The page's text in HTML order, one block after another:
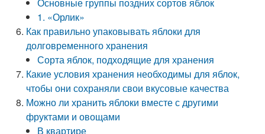
1. «Орлик»
Как правильно упаковывать яблоки для
долговременного хранения
Сорта яблок, подходящие для хранения
Какие условия хранения необходимы для яблок,
чтобы они сохраняли свои вкусовые качества
Можно ли хранить яблоки вместе с другими
фруктами и овощами
В квартире